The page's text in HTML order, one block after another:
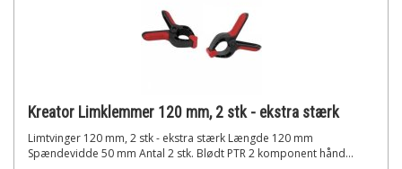
Kreator Limklemmer 120 mm, 2 stk - ekstra stærk
Limtvinger 120 mm, 2 stk - ekstra stærk Længde 120 mm
Spændevidde 50 mm Antal 2 stk. Blødt PTR 2 komponent hånd...